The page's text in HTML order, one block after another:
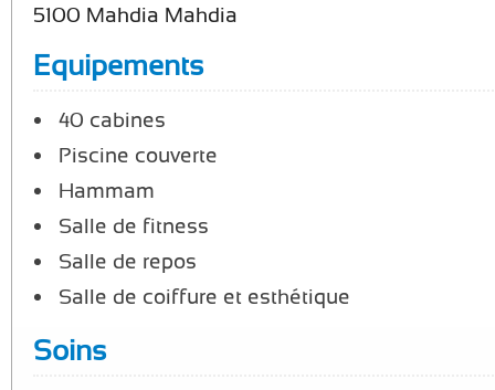
5100 Mahdia Mahdia
Equipements
40 cabines
Piscine couverte
Hammam
Salle de fitness
Salle de repos
Salle de coiffure et esthétique
Soins